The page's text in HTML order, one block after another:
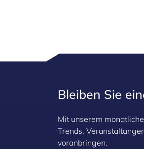
Bleiben Sie
Mit unserem
Trends,
voranbringen.